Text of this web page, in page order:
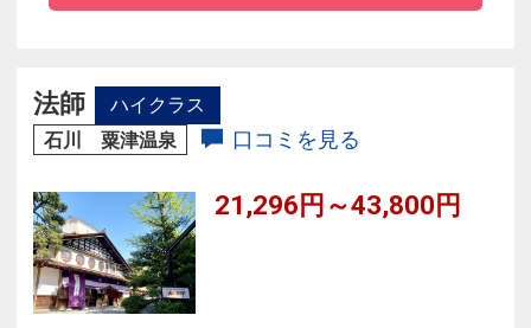
法師
ハイクラス
石川 粟津温泉
口コミを見る
21,296円～43,800円